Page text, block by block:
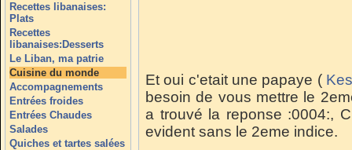
Recettes libanaises:
Plats
Recettes
libanaises:Desserts
Le Liban, ma patrie
Cuisine du monde
Accompagnements
Entrées froides
Entrées Chaudes
Salades
Quiches et tartes salées
Et oui c'etait une papaye (
besoin de vous mettre le
a trouvé la reponse :0004:,
evident sans le 2eme indice.